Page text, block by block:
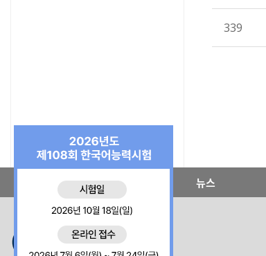
339
한국교육원 소개 뉴스